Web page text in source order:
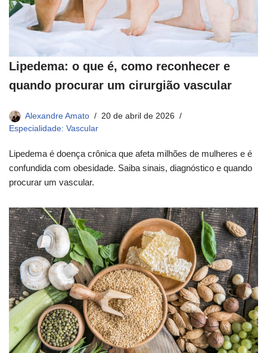
Lipedema: o que é, como reconhecer e
quando procurar um cirurgião vascular
Alexandre Amato
20 de abril de 2026
Especialidade: Vascular
Lipedema é doença crônica que afeta milhões de mulheres e é
confundida com obesidade. Saiba sinais, diagnóstico e quando
procurar um vascular.